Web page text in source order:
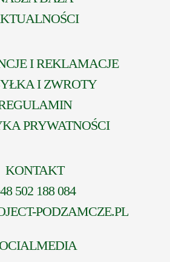
I REKLAMACJE
I ZWROTY
PRYWATNOŚCI
KONTAKT
502 188 084
PODZAMCZE.PL